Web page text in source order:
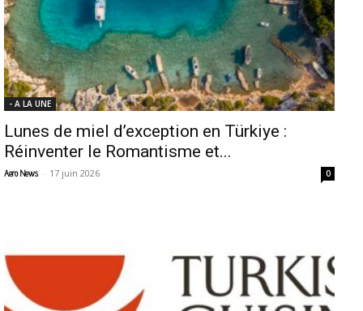
- A LA UNE
Lunes de miel d’exception en Türkiye :
Réinventer le Romantisme et...
Aero News - 17 juin 2026 0